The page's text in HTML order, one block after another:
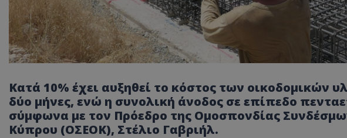
Κατά 10% έχει αυξηθεί το κόστος των οικοδομικών
δύο μήνες, ενώ η συνολική άνοδος σε επίπεδο
σύμφωνα με τον Πρόεδρο της Ομοσπονδίας
Κύπρου (ΟΣΕΟΚ), Στέλιο Γαβριήλ.